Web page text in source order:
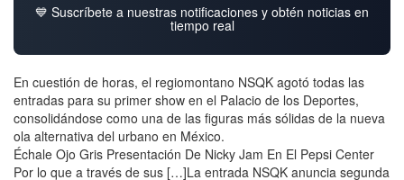
💙 Suscríbete a nuestras notificaciones y obtén noticias en
tiempo real
En cuestión de horas, el regiomontano NSQK agotó todas las
entradas para su primer show en el Palacio de los Deportes,
consolidándose como una de las figuras más sólidas de la nueva
ola alternativa del urbano en México.
Échale Ojo Gris Presentación De Nicky Jam En El Pepsi Center
Por lo que a través de sus […]La entrada NSQK anuncia segunda